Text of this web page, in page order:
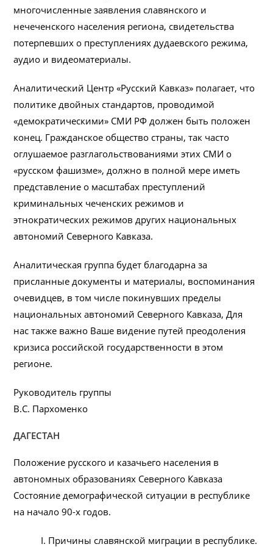
многочисленные заявления славянского и
нечеченского населения региона, свидетельства
потерпевших о преступлениях дудаевского режима,
аудио и видеоматериалы.
Аналитический Центр «Русский Кавказ» полагает, что
политике двойных стандартов, проводимой
«демократическими» СМИ РФ должен быть положен
конец. Гражданское общество страны, так часто
оглушаемое разглагольствованиями этих СМИ о
«русском фашизме», должно в полной мере иметь
представление о масштабах преступлений
криминальных чеченских режимов и
этнократических режимов других национальных
автономий Северного Кавказа.
Аналитическая группа будет благодарна за
присланные документы и материалы, воспоминания
очевидцев, в том числе покинувших пределы
национальных автономий Северного Кавказа, Для
нас также важно Ваше видение путей преодоления
кризиса российской государственности в этом
регионе.
Руководитель группы
В.С. Пархоменко
ДАГЕСТАН
Положение русского и казачьего населения в
автономных образованиях Северного Кавказа
Состояние демографической ситуации в республике
на начало 90-х годов.
I. Причины славянской миграции в республике.